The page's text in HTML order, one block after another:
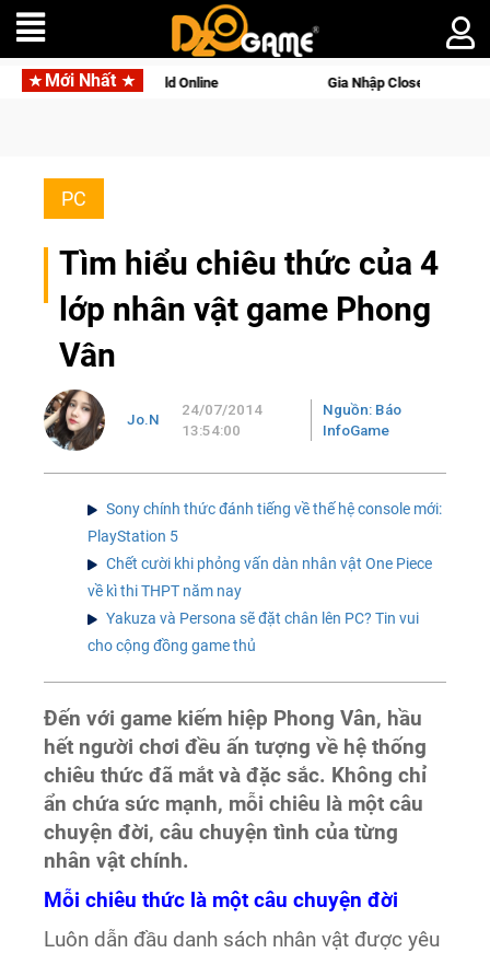
Mới Nhất
Online Gia Nhập Closed Beta Norse Saga: Cửu Giới
PC
Tìm hiểu chiêu thức của 4
lớp nhân vật game Phong
Vân
Jo.N
24/07/2014
13:54:00
Nguồn: Báo
InfoGame
Sony chính thức đánh tiếng về thế hệ console mới:
PlayStation 5
Chết cười khi phỏng vấn dàn nhân vật One Piece
về kì thi THPT năm nay
Yakuza và Persona sẽ đặt chân lên PC? Tin vui
cho cộng đồng game thủ
Đến với game kiếm hiệp Phong Vân, hầu
hết người chơi đều ấn tượng về hệ thống
chiêu thức đã mắt và đặc sắc. Không chỉ
ẩn chứa sức mạnh, mỗi chiêu là một câu
chuyện đời, câu chuyện tình của từng
nhân vật chính.
Mỗi chiêu thức là một câu chuyện đời
Luôn dẫn đầu danh sách nhân vật được yêu